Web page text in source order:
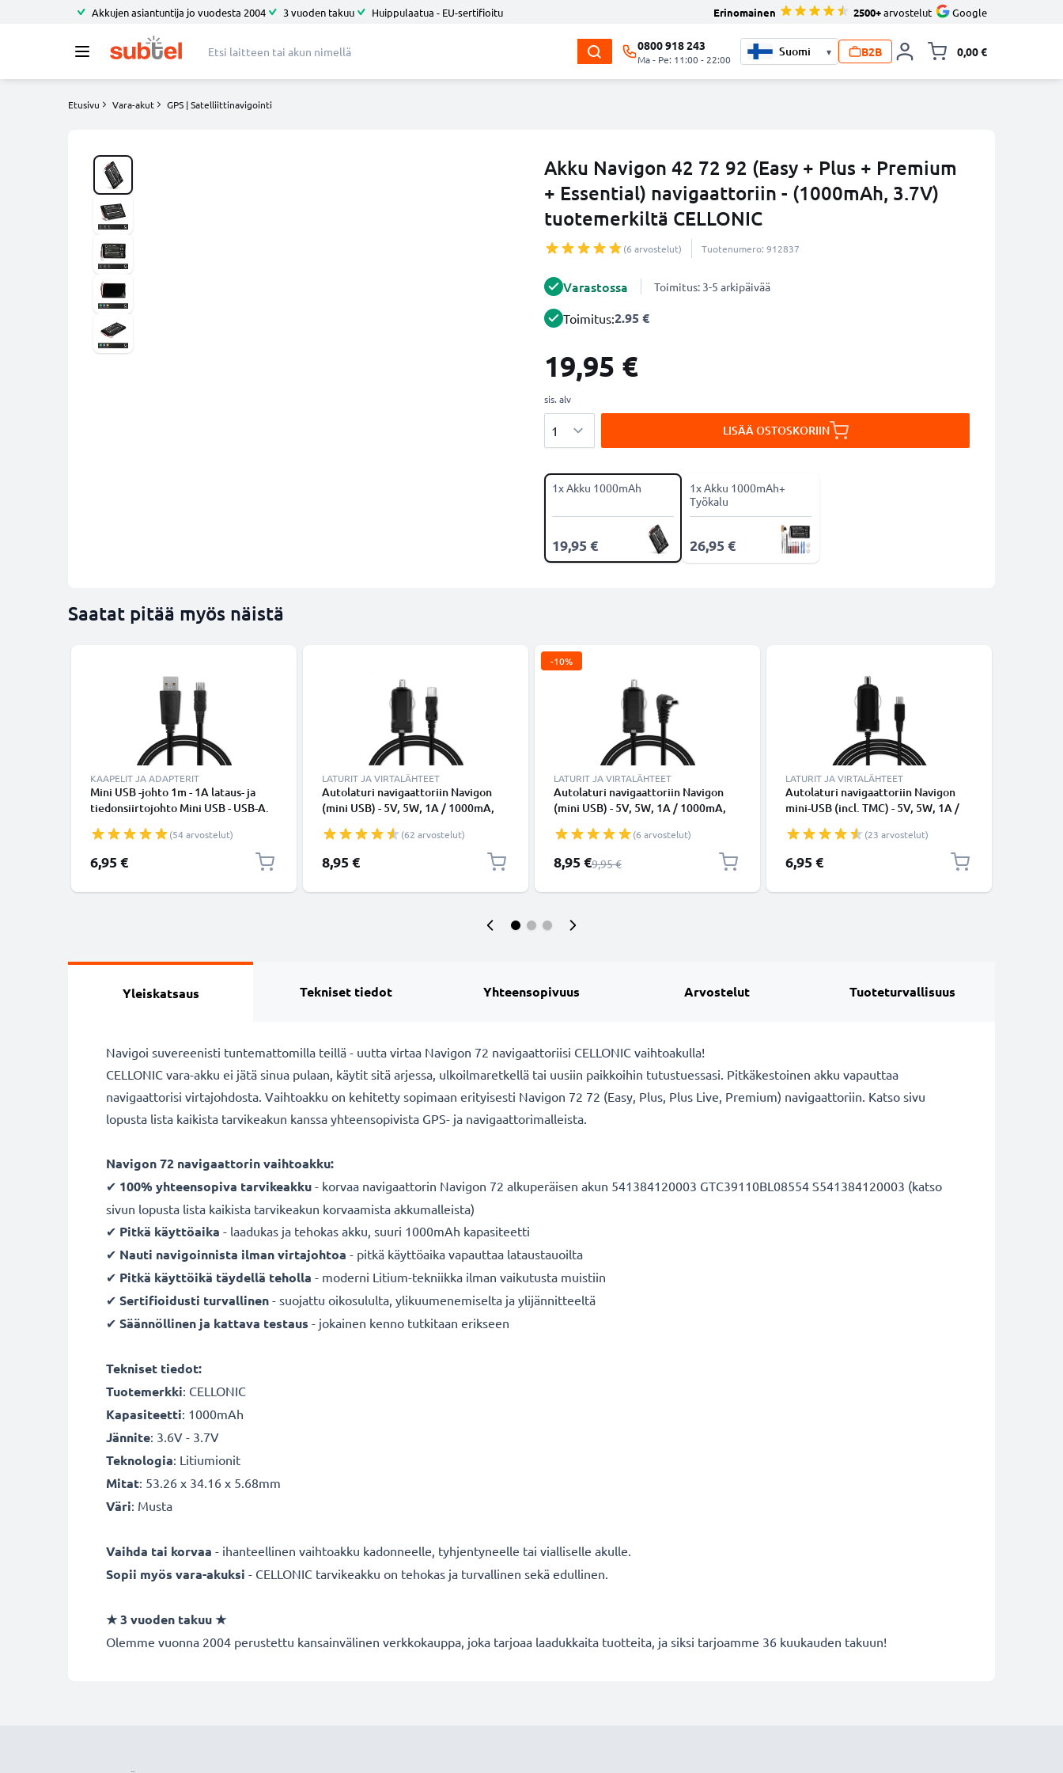
Akkujen asiantuntija jo vuodesta 2004 3 vuoden takuu Huippulaatua - EU-sertifioitu Erinomainen 2500+arvostelut Google
0800 918 243
Ma - Pe: 11:00 - 22:00
▾ B2B 0,00 €
Etusivu Vara-akut GPS | Satelliittinavigointi
Akku Navigon 42 72 92 (Easy + Plus + Premium
+ Essential) navigaattoriin - (1000mAh, 3.7V)
tuotemerkiltä CELLONIC
(6 arvostelut) Tuotenumero: 912837
Varastossa Toimitus: 3-5 arkipäivää
Toimitus:2.95 €
19,95 €
sis. alv
LISÄÄ OSTOSKORIIN
1x Akku 1000mAh
19,95 €
1x Akku 1000mAh+
Työkalu
26,95 €
Saatat pitää myös näistä
KAAPELIT JA ADAPTERIT
Mini USB -johto 1m - 1A lataus- ja
tiedonsiirtojohto Mini USB - USB-A.
(54 arvostelut)
6,95 €
LATURIT JA VIRTALÄHTEET
Autolaturi navigaattoriin Navigon
(mini USB) - 5V, 5W, 1A / 1000mA,
(62 arvostelut)
8,95 €
-10%
LATURIT JA VIRTALÄHTEET
Autolaturi navigaattoriin Navigon
(mini USB) - 5V, 5W, 1A / 1000mA,
(6 arvostelut)
Erikoishinta
8,95 €Normaali hinta
9,95 €
LATURIT JA VIRTALÄHTEET
Autolaturi navigaattoriin Navigon
mini-USB (incl. TMC) - 5V, 5W, 1A /
1.1m
(23 arvostelut)
6,95 €
Yleiskatsaus Tekniset tiedot Yhteensopivuus Arvostelut Tuoteturvallisuus
Navigoi suvereenisti tuntemattomilla teillä - uutta virtaa Navigon 72 navigaattoriisi CELLONIC vaihtoakulla!
CELLONIC vara-akku ei jätä sinua pulaan, käytit sitä arjessa, ulkoilmaretkellä tai uusiin paikkoihin tutustuessasi. Pitkäkestoinen akku vapauttaa
navigaattorisi virtajohdosta. Vaihtoakku on kehitetty sopimaan erityisesti Navigon 72 72 (Easy, Plus, Plus Live, Premium) navigaattoriin. Katso sivu
lopusta lista kaikista tarvikeakun kanssa yhteensopivista GPS- ja navigaattorimalleista.
Navigon 72 navigaattorin vaihtoakku:
✔ 100% yhteensopiva tarvikeakku - korvaa navigaattorin Navigon 72 alkuperäisen akun 541384120003 GTC39110BL08554 S541384120003 (katso
sivun lopusta lista kaikista tarvikeakun korvaamista akkumalleista)
✔ Pitkä käyttöaika - laadukas ja tehokas akku, suuri 1000mAh kapasiteetti
✔ Nauti navigoinnista ilman virtajohtoa - pitkä käyttöaika vapauttaa lataustauoilta
✔ Pitkä käyttöikä täydellä teholla - moderni Litium-tekniikka ilman vaikutusta muistiin
✔ Sertifioidusti turvallinen - suojattu oikosululta, ylikuumenemiselta ja ylijännitteeltä
✔ Säännöllinen ja kattava testaus - jokainen kenno tutkitaan erikseen
Tekniset tiedot:
Tuotemerkki: CELLONIC
Kapasiteetti: 1000mAh
Jännite: 3.6V - 3.7V
Teknologia: Litiumionit
Mitat: 53.26 x 34.16 x 5.68mm
Väri: Musta
Vaihda tai korvaa - ihanteellinen vaihtoakku kadonneelle, tyhjentyneelle tai vialliselle akulle.
Sopii myös vara-akuksi - CELLONIC tarvikeakku on tehokas ja turvallinen sekä edullinen.
★3 vuoden takuu★
Olemme vuonna 2004 perustettu kansainvälinen verkkokauppa, joka tarjoaa laadukkaita tuotteita, ja siksi tarjoamme 36 kuukauden takuun!